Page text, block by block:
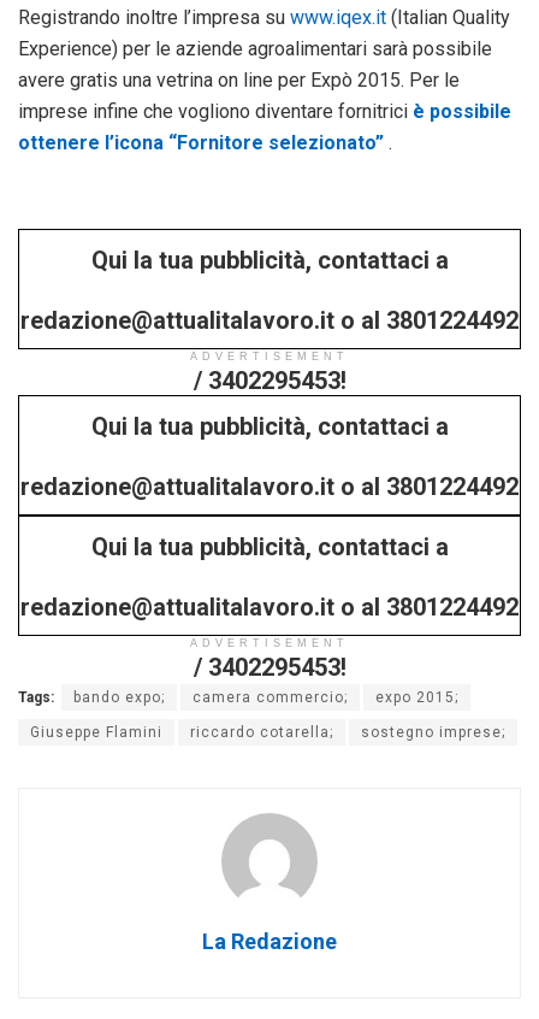
Registrando inoltre l’impresa su www.iqex.it (Italian Quality
Experience) per le aziende agroalimentari sarà possibile
avere gratis una vetrina on line per Expò 2015. Per le
imprese infine che vogliono diventare fornitrici è possibile
ottenere l’icona “Fornitore selezionato” .
Qui la tua pubblicità, contattaci a
redazione@attualitalavoro.it o al 3801224492
/ 3402295453!
ADVERTISEMENT
Qui la tua pubblicità, contattaci a
redazione@attualitalavoro.it o al 3801224492
/ 3402295453!
Qui la tua pubblicità, contattaci a
redazione@attualitalavoro.it o al 3801224492
/ 3402295453!
ADVERTISEMENT
Tags: bando expo; camera commercio; expo 2015;
Giuseppe Flamini riccardo cotarella; sostegno imprese;
La Redazione